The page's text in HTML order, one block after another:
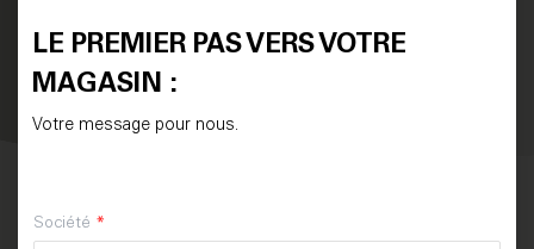
LE PREMIER PAS VERS VOTRE
MAGASIN :
Votre message pour nous.
Société *